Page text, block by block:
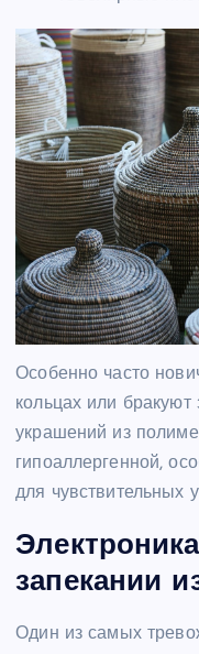
Особенно часто
кольцах или бракуют
украшений из
гипоаллергенной,
для чувствительных
запекании
Один из самых